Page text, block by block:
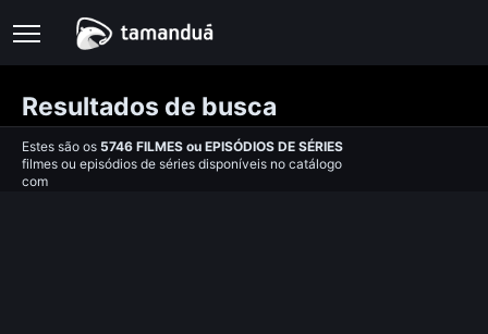
Resultados de busca
Estes são os 5746 FILMES ou EPISÓDIOS DE SÉRIES
filmes ou episódios de séries disponíveis no catálogo
com